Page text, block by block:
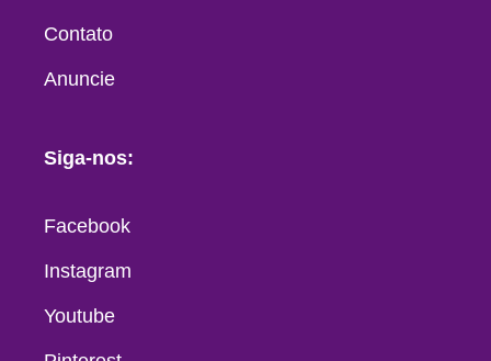
Contato
Anuncie
Siga-nos:
Facebook
Instagram
Youtube